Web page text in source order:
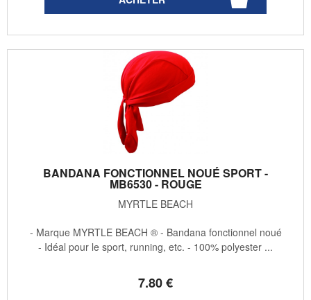
BANDANA FONCTIONNEL NOUÉ SPORT -
MB6530 - ROUGE
MYRTLE BEACH
7.80€
- Marque MYRTLE BEACH ® - Bandana fonctionnel noué
- Idéal pour le sport, running, etc. - 100% polyester ...